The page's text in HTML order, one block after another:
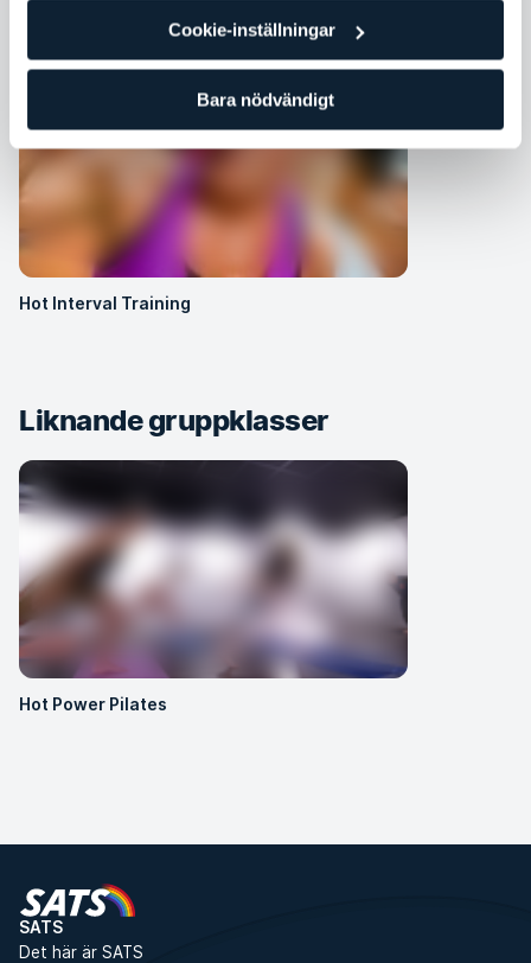
Cookie-inställningar
Bara nödvändigt
Kompletterande gruppklasser
Hot Interval Training
Liknande gruppklasser
Hot Power Pilates
SATS
Det här är SATS